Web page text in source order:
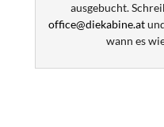
ausgebucht.
office@diekabine.at
wann es